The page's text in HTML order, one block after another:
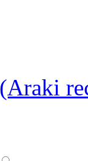
(Araki